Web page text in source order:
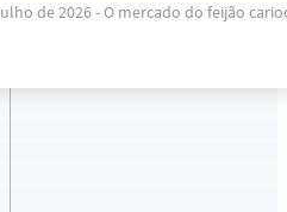
de 2026 - O mercado do feijão